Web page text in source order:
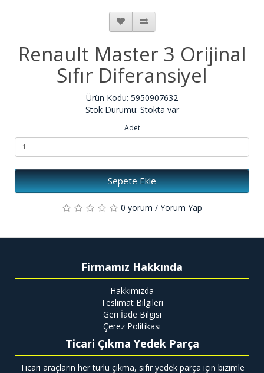
Renault Master 3 Orijinal
Sıfır Diferansiyel
Ürün Kodu: 5950907632
Stok Durumu: Stokta var
Adet
Sepete Ekle
0 yorum / Yorum Yap
Firmamız Hakkında
Hakkımızda
Teslimat Bilgileri
Geri İade Bilgisi
Çerez Politikası
Ticari Çıkma Yedek Parça
Ticari araçların her türlü çıkma, sıfır yedek parça için bizimle